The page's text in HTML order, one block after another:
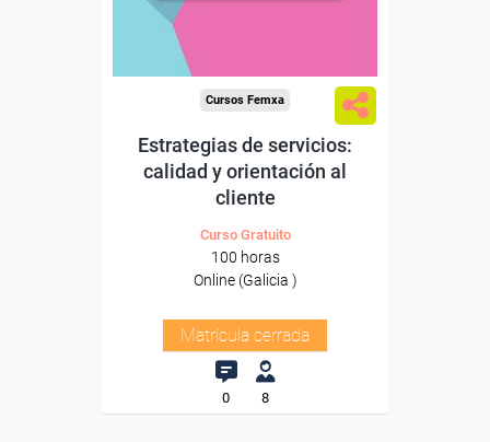
Cursos Femxa
Estrategias de servicios:
calidad y orientación al
cliente
Curso Gratuito
100 horas
Online (Galicia )
Matrícula cerrada
0 8